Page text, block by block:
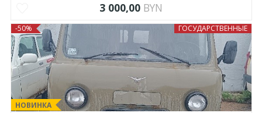
3 000,00 BYN
ГОСУДАРСТВЕННЫЕ
НОВИНКА
-50%